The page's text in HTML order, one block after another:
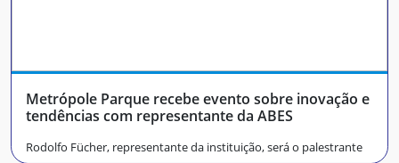
Metrópole Parque recebe evento sobre inovação e
tendências com representante da ABES
Rodolfo Fücher, representante da instituição, será o palestrante